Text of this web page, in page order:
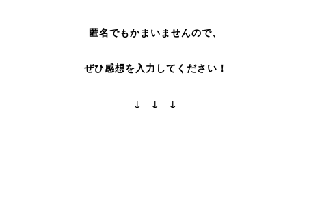
匿名でもかまいませんので、
ぜひ感想を入力してください！
↓ ↓ ↓